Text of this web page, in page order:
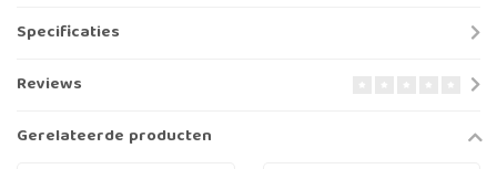
Specificaties
Reviews
Gerelateerde producten